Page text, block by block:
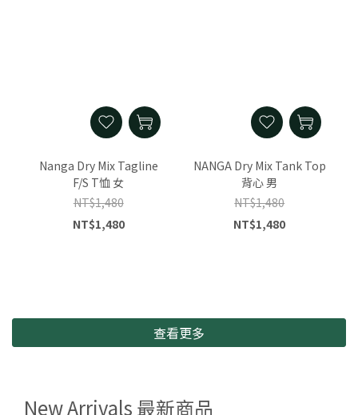
Nanga Dry Mix Tagline
F/S T恤 女
NT$1,480
NT$1,480
NANGA Dry Mix Tank Top
背心 男
NT$1,480
NT$1,480
查看更多
New Arrivals 最新商品